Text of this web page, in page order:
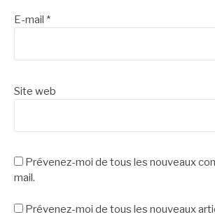
E-mail *
Site web
Prévenez-moi de tous les nouveaux
mail.
Prévenez-moi de tous les nouveaux